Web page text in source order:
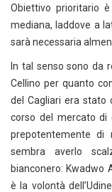
Obiettivo prioritario
mediana, laddove a
sarà necessaria
In tal senso sono da
Cellino per quanto
del Cagliari era stato
corso del mercato di
prepotentemente di
sembra averlo
bianconero: Kwadwo
è la volontà